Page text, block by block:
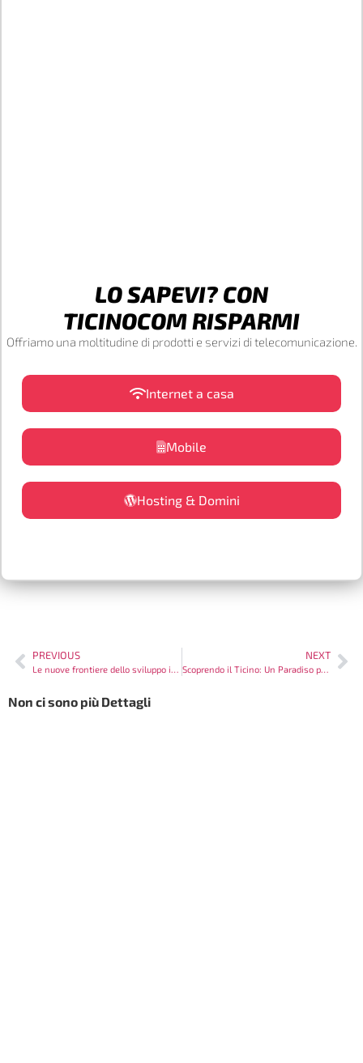
LO SAPEVI? CON
TICINOCOM RISPARMI
Offriamo una moltitudine di prodotti e servizi di telecomunicazione.
Internet a casa
Mobile
Hosting & Domini
PREVIOUS
Le nuove frontiere dello sviluppo immobiliare in Ticino
NEXT
Scoprendo il Ticino: Un Paradiso per gli Amanti dell’Arte
Non ci sono più Dettagli